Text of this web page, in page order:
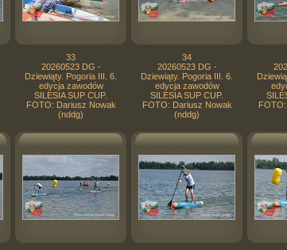
33
20260523 DG -
Dziewiąty. Pogoria III. 6.
edycja zawodów
SILESIA SUP CUP.
FOTO: Dariusz Nowak
(nddg)
34
20260523 DG -
Dziewiąty. Pogoria III. 6.
edycja zawodów
SILESIA SUP CUP.
FOTO: Dariusz Nowak
(nddg)